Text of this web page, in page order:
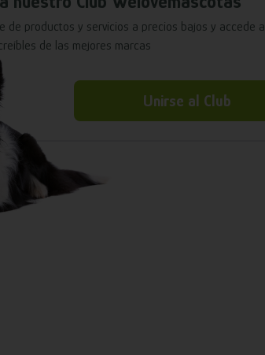
de productos y servicios a precios bajos y accede a
de las mejores marcas
Unirse al Club